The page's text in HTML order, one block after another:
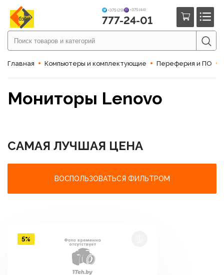
+375 (29) +375 (44)
777-24-01
Главная Компьютеры и комплектующие Переферия и ПО
Мониторы Lenovo
САМАЯ ЛУЧШАЯ ЦЕНА
ВОСПОЛЬЗОВАТЬСЯ ФИЛЬТРОМ
5%
Обзор